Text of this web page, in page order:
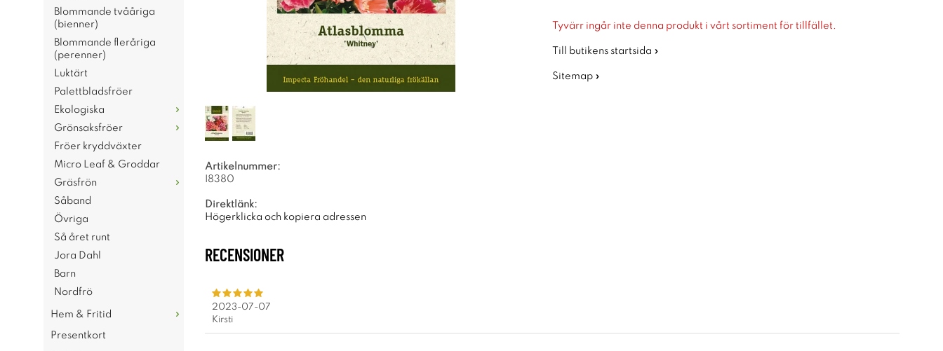
Blommande tvååriga
(bienner)
Blommande fleråriga
(perenner)
Luktärt
Palettbladsfröer
Ekologiska
Grönsaksfröer
Fröer kryddväxter
Micro Leaf & Groddar
Gräsfrön
Såband
Övriga
Så året runt
Jora Dahl
Barn
Nordfrö
Hem & Fritid
Presentkort
Tyvärr ingår inte denna produkt i vårt sortiment för tillfället.
Till butikens startsida »
Sitemap »
Artikelnummer:
I8380
Direktlänk:
Högerklicka och kopiera adressen
RECENSIONER
2023-07-07
Kirsti